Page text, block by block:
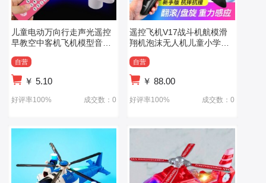
儿童电动万向行走声光遥控
早教空中客机飞机模型音乐
自营
￥ 5.10
好评率100% 成交数：0
遥控飞机V17战斗机航模滑
翔机泡沫无人机儿童小学生
自营
￥88.00
好评率100% 成交数：0